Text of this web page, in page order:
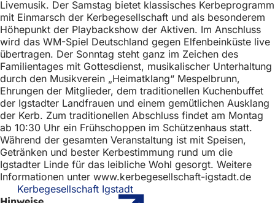
r
:
Livemusik. Der Samstag bietet klassisches Kerbeprogramm
mit Einmarsch der Kerbegesellschaft und als besonderem
Höhepunkt der Playbackshow der Aktiven. Im Anschluss
wird das WM-Spiel Deutschland gegen Elfenbeinküste live
übertragen. Der Sonntag steht ganz im Zeichen des
Familientages mit Gottesdienst, musikalischer Unterhaltung
durch den Musikverein „Heimatklang“ Mespelbrunn,
Ehrungen der Mitglieder, dem traditionellen Kuchenbuffet
der Igstadter Landfrauen und einem gemütlichen Ausklang
der Kerb. Zum traditionellen Abschluss findet am Montag
ab 10:30 Uhr ein Frühschoppen im Schützenhaus statt.
Während der gesamten Veranstaltung ist mit Speisen,
Getränken und bester Kerbestimmung rund um die
Igstadter Linde für das leibliche Wohl gesorgt. Weitere
Informationen unter www.kerbegesellschaft-igstadt.de
Kerbegesellschaft Igstadt